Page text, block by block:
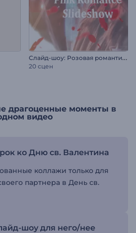
С
лайд-шоу: Розовая романтика
20 сцен
драгоценные моменты в
видео
ко Дню св. Валентина
коллажи только для
партнера в День св.
шоу для него/нее